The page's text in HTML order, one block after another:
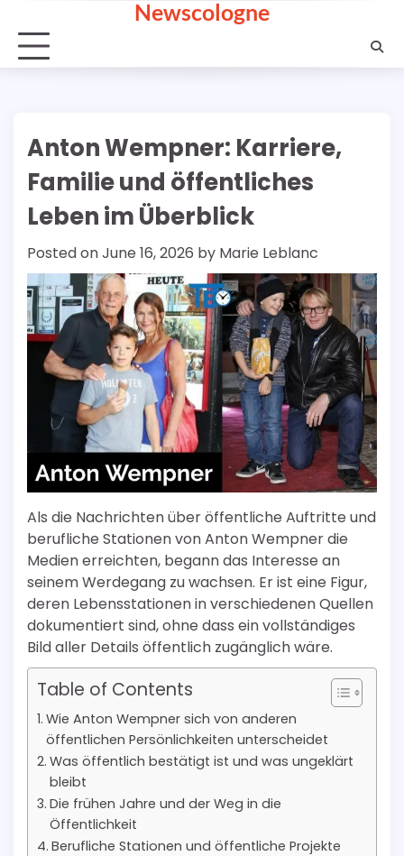
content
Newscologne
Anton Wempner: Karriere,
Familie und öffentliches
Leben im Überblick
Posted onJune 16, 2026 by Marie Leblanc
Als die Nachrichten über öffentliche Auftritte und
berufliche Stationen von Anton Wempner die
Medien erreichten, begann das Interesse an
seinem Werdegang zu wachsen. Er ist eine Figur,
deren Lebensstationen in verschiedenen Quellen
dokumentiert sind, ohne dass ein vollständiges
Bild aller Details öffentlich zugänglich wäre.
Table of Contents
Wie Anton Wempner sich von anderen
öffentlichen Persönlichkeiten unterscheidet
Was öffentlich bestätigt ist und was ungeklärt
bleibt
Die frühen Jahre und der Weg in die
Öffentlichkeit
Berufliche Stationen und öffentliche Projekte